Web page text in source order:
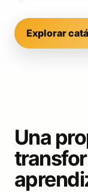
Explorar
Una